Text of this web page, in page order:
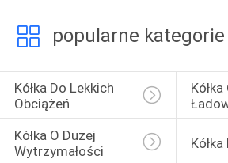
popularne kategorie
Kółka Do Lekkich
Obciążeń
Kółka O Dużej
Wytrzymałości